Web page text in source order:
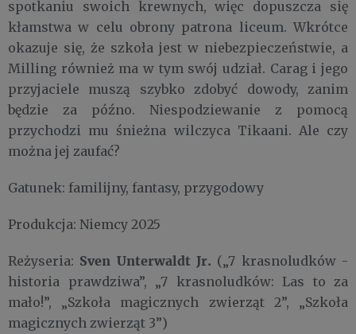
spotkaniu swoich krewnych, więc dopuszcza się
kłamstwa w celu obrony patrona liceum. Wkrótce
okazuje się, że szkoła jest w niebezpieczeństwie, a
Milling również ma w tym swój udział. Carag i jego
przyjaciele muszą szybko zdobyć dowody, zanim
będzie za późno. Niespodziewanie z pomocą
przychodzi mu śnieżna wilczyca Tikaani. Ale czy
można jej zaufać?
Gatunek: familijny, fantasy, przygodowy
Produkcja: Niemcy 2025
Reżyseria: Sven Unterwaldt Jr. („7 krasnoludków -
historia prawdziwa”, „7 krasnoludków: Las to za
mało!”, „Szkoła magicznych zwierząt 2”, „Szkoła
magicznych zwierząt 3”)